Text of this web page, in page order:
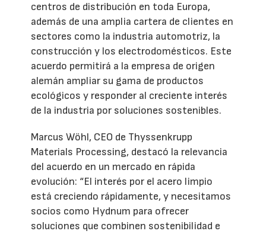
centros de distribución en toda Europa,
además de una amplia cartera de clientes en
sectores como la industria automotriz, la
construcción y los electrodomésticos. Este
acuerdo permitirá a la empresa de origen
alemán ampliar su gama de productos
ecológicos y responder al creciente interés
de la industria por soluciones sostenibles.
Marcus Wöhl, CEO de Thyssenkrupp
Materials Processing, destacó la relevancia
del acuerdo en un mercado en rápida
evolución: “El interés por el acero limpio
está creciendo rápidamente, y necesitamos
socios como Hydnum para ofrecer
soluciones que combinen sostenibilidad e